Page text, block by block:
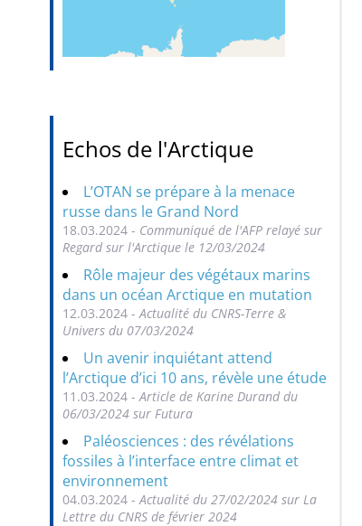
Echos de l'Arctique
L’OTAN se prépare à la menace
russe dans le Grand Nord
18.03.2024 - Communiqué de l'AFP relayé sur
Regard sur l'Arctique le 12/03/2024
Rôle majeur des végétaux marins
dans un océan Arctique en mutation
12.03.2024 - Actualité du CNRS-Terre &
Univers du 07/03/2024
Un avenir inquiétant attend
l’Arctique d’ici 10 ans, révèle une étude
11.03.2024 - Article de Karine Durand du
06/03/2024 sur Futura
Paléosciences : des révélations
fossiles à l’interface entre climat et
environnement
04.03.2024 - Actualité du 27/02/2024 sur La
Lettre du CNRS de février 2024